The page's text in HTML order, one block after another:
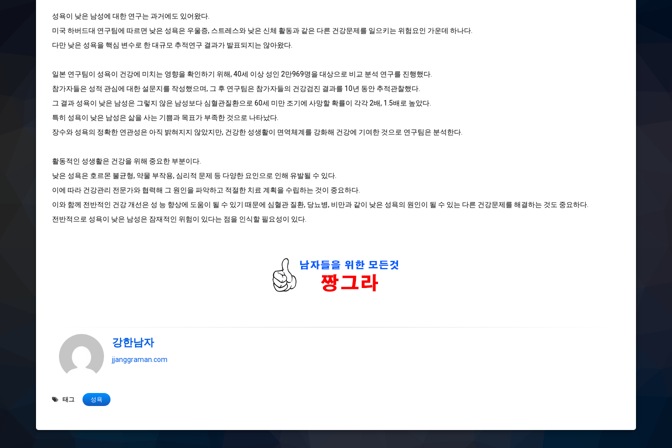
성욕이 낮은 남성에 대한 연구는 과거에도 있어왔다.
미국 하버드대 연구팀에 따르면 낮은 성욕은 우울증, 스트레스와 낮은 신체 활동과 같은 다른 건강문제를 일으키는 위험요인 가운데 하나다.
다만 낮은 성욕을 핵심 변수로 한 대규모 추적연구 결과가 발표되지는 않아왔다.
일본 연구팀이 성욕이 건강에 미치는 영향을 확인하기 위해, 40세 이상 성인 2만969명을 대상으로 비교 분석 연구를 진행했다.
참가자들은 성적 관심에 대한 설문지를 작성했으며, 그 후 연구팀은 참가자들의 건강검진 결과를 10년 동안 추적관찰했다.
그 결과 성욕이 낮은 남성은 그렇지 않은 남성보다 심혈관질환으로 60세 미만 조기에 사망할 확률이 각각 2배, 1.5배로 높았다.
특히 성욕이 낮은 남성은 삶을 사는 기쁨과 목표가 부족한 것으로 나타났다.
장수와 성욕의 정확한 연관성은 아직 밝혀지지 않았지만, 건강한 성생활이 면역체계를 강화해 건강에 기여한 것으로 연구팀은 분석한다.
활동적인 성생활은 건강을 위해 중요한 부분이다.
낮은 성욕은 호르몬 불균형, 약물 부작용, 심리적 문제 등 다양한 요인으로 인해 유발될 수 있다.
이에 따라 건강관리 전문가와 협력해 그 원인을 파악하고 적절한 치료 계획을 수립하는 것이 중요하다.
이와 함께 전반적인 건강 개선은 성 능 향상에 도움이 될 수 있기 때문에 심혈관 질환, 당뇨병, 비만과 같이 낮은 성욕의 원인이 될 수 있는 다른 건강문제를 해결하는 것도 중요하다.
전반적으로 성욕이 낮은 남성은 잠재적인 위험이 있다는 점을 인식할 필요성이 있다.
강한남자
jjanggraman.com
태그 성욕